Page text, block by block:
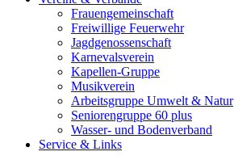
Frauengemeinschaft
Freiwillige Feuerwehr
Jagdgenossenschaft
Karnevalsverein
Kapellen-Gruppe
Musikverein
Arbeitsgruppe Umwelt & Natur
Seniorengruppe 60 plus
Wasser- und Bodenverband
Service & Links